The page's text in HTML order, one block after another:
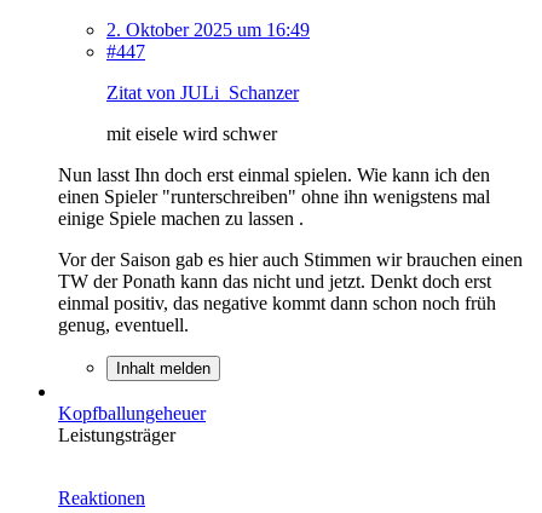
2. Oktober 2025 um 16:49
#447
Zitat von JULi_Schanzer
mit eisele wird schwer
Nun lasst Ihn doch erst einmal spielen. Wie kann ich den
einen Spieler "runterschreiben" ohne ihn wenigstens mal
einige Spiele machen zu lassen .
Vor der Saison gab es hier auch Stimmen wir brauchen einen
TW der Ponath kann das nicht und jetzt. Denkt doch erst
einmal positiv, das negative kommt dann schon noch früh
genug, eventuell.
Inhalt melden
Kopfballungeheuer
Leistungsträger
Reaktionen